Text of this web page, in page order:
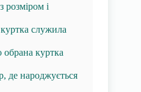
розміром і
служила
куртка
де народжується